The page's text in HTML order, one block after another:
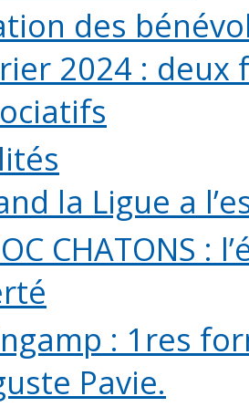
des
2024 :
la Ligue a
CHATONS
: 1res
Pavie.